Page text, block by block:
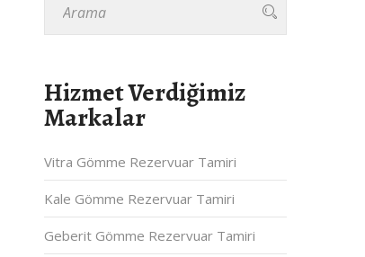
Hizmet Verdiğimiz
Markalar
Vitra Gömme Rezervuar Tamiri
Kale Gömme Rezervuar Tamiri
Geberit Gömme Rezervuar Tamiri